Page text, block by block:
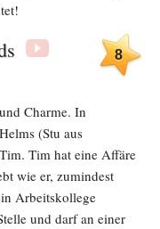
8
Charme. In
(Stu aus
Tim hat eine Affäre
wie er, zumindest
Arbeitskollege
und darf an einer